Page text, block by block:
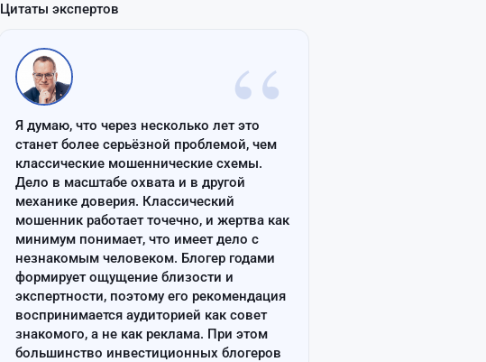
Цитаты экспертов
“
Я думаю, что через несколько лет это
станет более серьёзной проблемой, чем
классические мошеннические схемы.
Дело в масштабе охвата и в другой
механике доверия. Классический
мошенник работает точечно, и жертва как
минимум понимает, что имеет дело с
незнакомым человеком. Блогер годами
формирует ощущение близости и
экспертности, поэтому его рекомендация
воспринимается аудиторией как совет
знакомого, а не как реклама. При этом
большинство инвестиционных блогеров